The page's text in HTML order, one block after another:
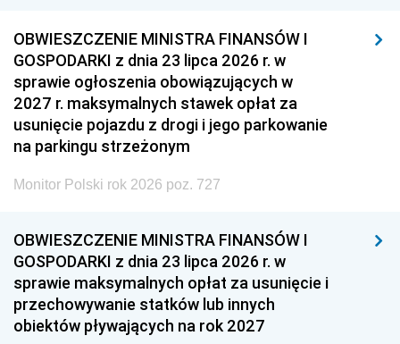
OBWIESZCZENIE MINISTRA FINANSÓW I
GOSPODARKI z dnia 23 lipca 2026 r. w
sprawie ogłoszenia obowiązujących w
2027 r. maksymalnych stawek opłat za
usunięcie pojazdu z drogi i jego parkowanie
na parkingu strzeżonym
Monitor Polski rok 2026 poz. 727
OBWIESZCZENIE MINISTRA FINANSÓW I
GOSPODARKI z dnia 23 lipca 2026 r. w
sprawie maksymalnych opłat za usunięcie i
przechowywanie statków lub innych
obiektów pływających na rok 2027